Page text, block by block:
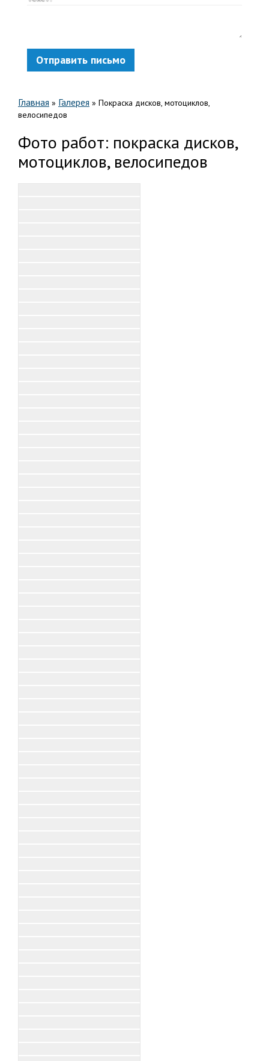
Отправить письмо
Главная » Галерея » Покраска дисков, мотоциклов,
велосипедов
Фото работ: покраска дисков,
мотоциклов, велосипедов